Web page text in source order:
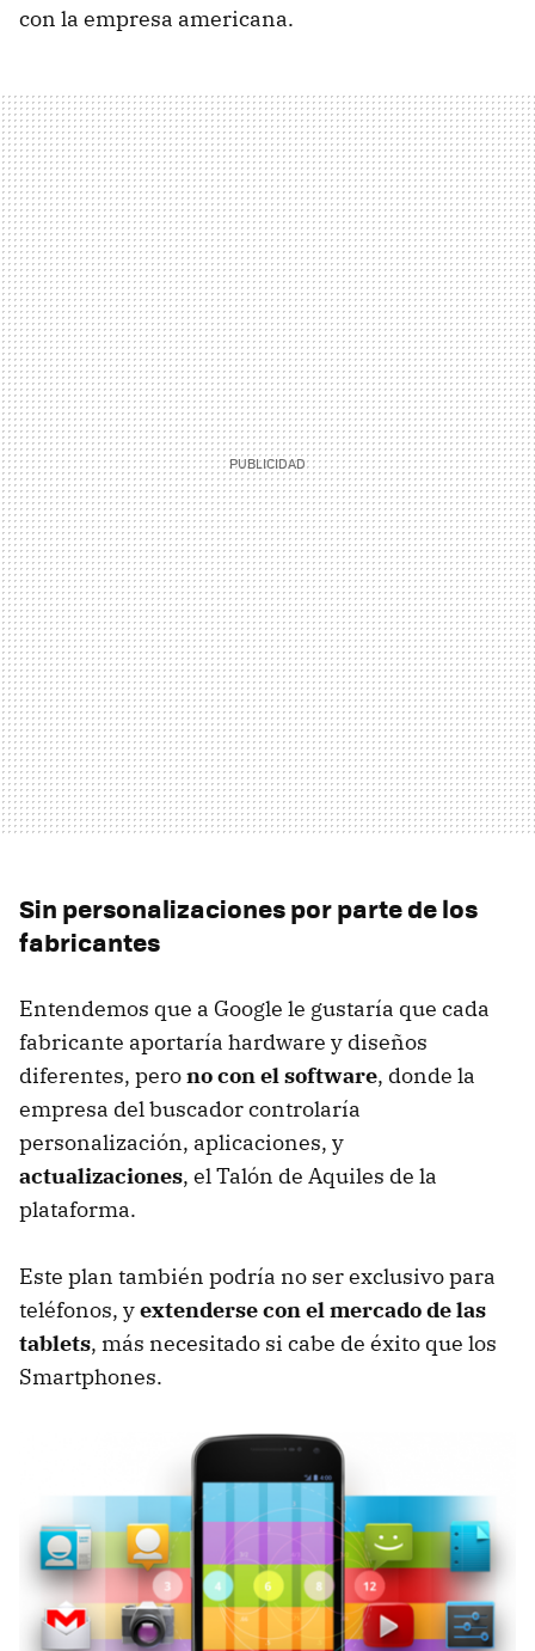
con la empresa americana.
Sin personalizaciones por parte de los
fabricantes
Entendemos que a Google le gustaría que cada
fabricante aportaría hardware y diseños
diferentes, perono con el software, donde la
empresa del buscador controlaría
personalización, aplicaciones, y
actualizaciones, el Talón de Aquiles de la
plataforma.
Este plan también podría no ser exclusivo para
teléfonos, yextenderse con el mercado de las
tablets, más necesitado si cabe de éxito que los
Smartphones.